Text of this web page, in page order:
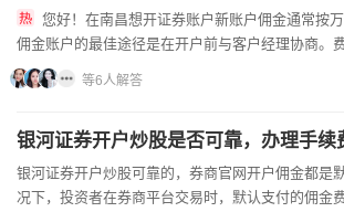
佣金账户的最佳途径是在开户前与客户经理协商。
模灵活调整，为您提前争取到更优惠的条件，让投
等6人解答
银河证券开户炒股是否可靠，办理手续
银河证券开户炒股可靠的，券商官网开户佣金都是
况下，投资者在券商平台交易时，默认支付的佣金